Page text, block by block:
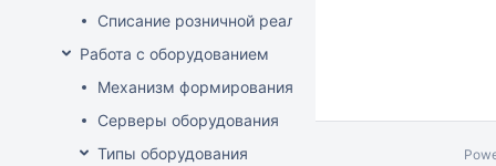
Списание розничной реализации алкоголя
Работа с оборудованием
Механизм формирования стоп-листа
Серверы оборудования
Типы оборудования